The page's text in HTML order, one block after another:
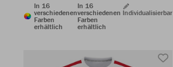
In 16
verschiedenen
Farben
erhältlich
In 16
verschiedenen
Farben
erhältlich
Individualisierbar